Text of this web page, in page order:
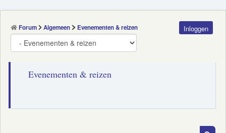
Inloggen
Forum Algemeen Evenementen & reizen
Evenementen & reizen